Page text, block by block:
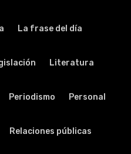
La frase del día
Literatura
Periodismo Personal
Relaciones públicas